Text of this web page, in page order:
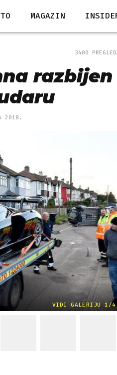
MAGAZIN
3400
razbijen
2018.
VIDI GALERIJU 1/4